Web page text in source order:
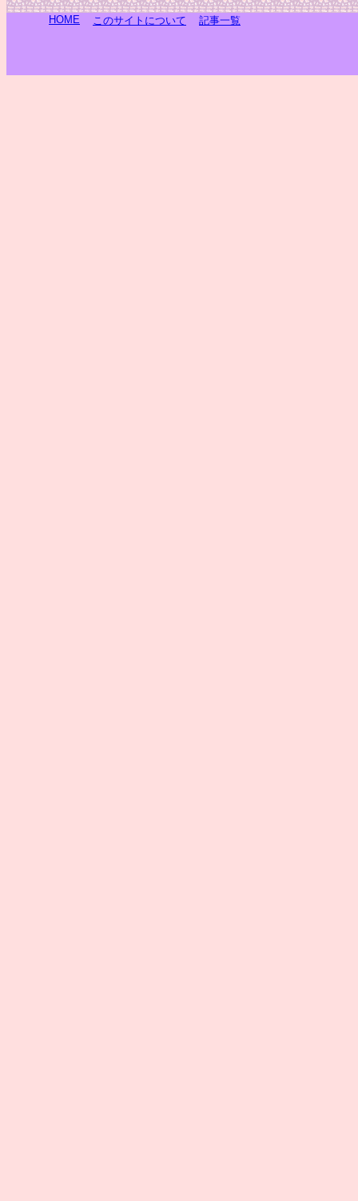
HOME このサイトについて 記事一覧